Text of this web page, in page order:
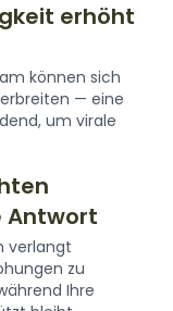
erhöht
können sich
— eine
um virale
Antwort
verlangt
zu
Ihre